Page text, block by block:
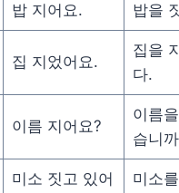
밥 지어요. 밥을
집 지었어요.
집을
다.
이름 지어요?
이름
습니
미소 짓고 있어
미소